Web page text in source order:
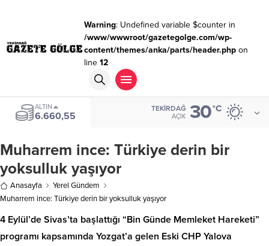
Warning: Undefined variable $counter in
/www/wwwroot/gazetegolge.com/wp-
content/themes/anka/parts/header.phpon
line 12
ALTIN
6.660,55
TEKIRDAĞ
AÇIK 30°C
Muharrem ince: Türkiye derin bir
yoksulluk yaşıyor
Anasayfa
Yerel Gündem
Muharrem ince: Türkiye derin bir yoksulluk yaşıyor
4 Eylül’de Sivas’ta başlattığı “Bin Günde Memleket Hareketi”
programı kapsamında Yozgat’a gelen Eski CHP Yalova